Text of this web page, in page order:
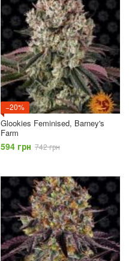
−20%
Glookies Feminised, Barney's
Farm
594 грн 742 грн